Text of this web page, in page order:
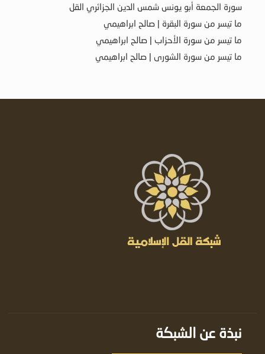
سورة الجمعة أبو يونس شمس الدين الجزائري القل
ما تيسر من سورة البقرة | صالح ابراهيمي
ما تيسر من سورة الأحزاب | صالح ابراهيمي
ما تيسر من سورة الشورى | صالح ابراهيمي
نبذة عن الشبكة